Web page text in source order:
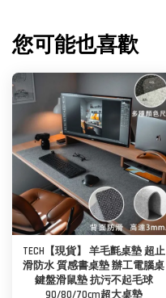
您可能也喜歡
TECH【現貨】 羊毛氈桌墊 超止
滑防水 質感書桌墊 辦工電腦桌
鍵盤滑鼠墊 抗污不起毛球